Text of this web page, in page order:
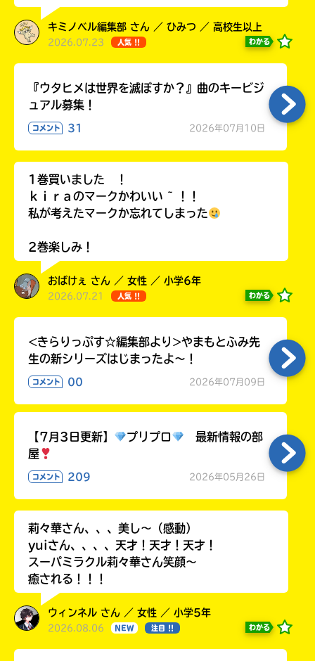
キミノベル編集部 さん ／ ひみつ ／ 高校生以上
2026.07.23 人気 !! わかる
『ウタヒメは世界を滅ぼすか？』曲のキービジ
ュアル募集！
コメント 31 2026年07月10日
1巻買いました ！
ｋｉｒａのマークかわいい ~ ！！
私が考えたマークか忘れてしまった
2巻楽しみ！
おばけぇ さん ／ 女性 ／ 小学6年
2026.07.21 人気 !! わかる
<きらりっぷす☆編集部より>やまもとふみ先
生の新シリーズはじまったよ～！
コメント 00 2026年07月09日
【7月3日更新】 プリプロ
最新情報の部
屋
コメント 209 2026年05月26日
莉々華さん、、、美し〜（感動）
yuiさん、、、、天才！天才！天才！
スーパミラクル莉々華さん笑顔〜
癒される！！！
ウィンネル さん ／ 女性 ／ 小学5年
2026.08.06 NEW 注目 !! わかる